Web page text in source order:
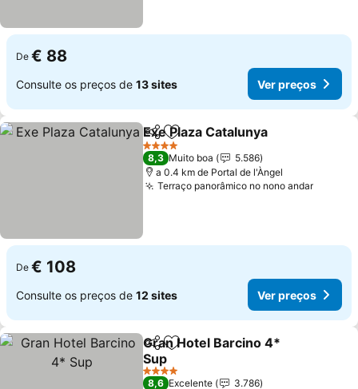
De € 88
Consulte os preços de 13 sites Ver preços
PartilharAdicionar aos favoritos
Exe Plaza Catalunya
4 Estrelas
8,3 Muito boa
5.586
a 0.4 km de Portal de l'Àngel
Terraço panorâmico no nono andarVer
De € 108
Consulte os preços de 12 sites Ver preços
PartilharAdicionar aos favoritos
Gran Hotel Barcino 4*
Sup
Ver preços
4 Estrelas
8,6 Excelente
3.786